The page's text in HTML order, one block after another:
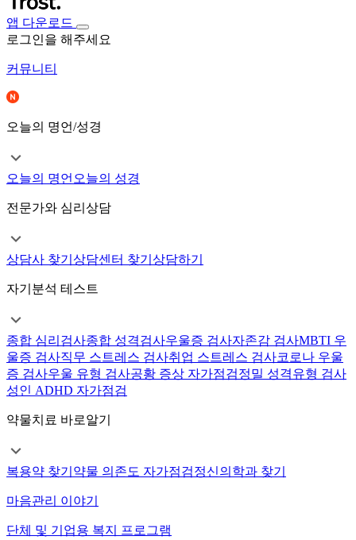
앱 다운로드
로그인을 해주세요
커뮤니티
오늘의 명언/성경
오늘의 명언 오늘의 성경
전문가와 심리상담
상담사 찾기 상담센터 찾기 상담하기
자기분석 테스트
종합 심리검사종합 성격검사우울증 검사자존감 검사MBTI 우
울증 검사직무 스트레스 검사취업 스트레스 검사코로나 우울
증 검사우울 유형 검사공황 증상 자가점검정밀 성격유형 검사
성인 ADHD 자가점검
약물치료 바로알기
복용약 찾기 약물 의존도 자가점검정신의학과 찾기
마음관리 이야기
단체 및 기업용 복지 프로그램